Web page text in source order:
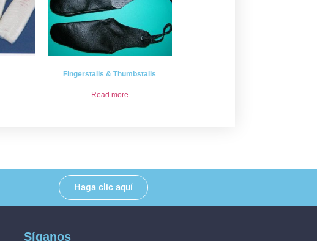
Fingerstalls & Thumbstalls
Read more
Haga clic aquí
Síganos